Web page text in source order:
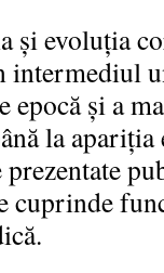
și evoluția
intermediul
și a
la
cuprinde